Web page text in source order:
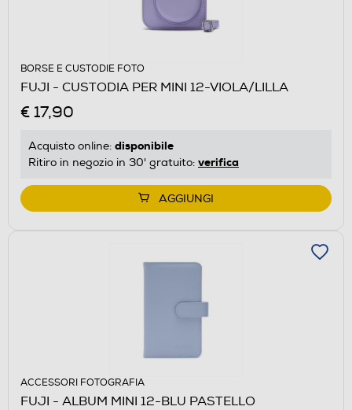
BORSE E CUSTODIE FOTO
FUJI - CUSTODIA PER MINI 12-VIOLA/LILLA
€ 17,90
Acquisto online: disponibile
Ritiro in negozio in 30' gratuito: verifica
AGGIUNGI
ACCESSORI FOTOGRAFIA
FUJI - ALBUM MINI 12-BLU PASTELLO